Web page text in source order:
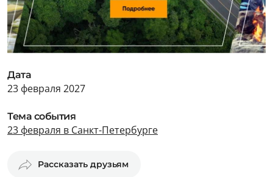
Дата
23 февраля 2027
Тема события
23 февраля в Санкт-Петербурге
Рассказать друзьям